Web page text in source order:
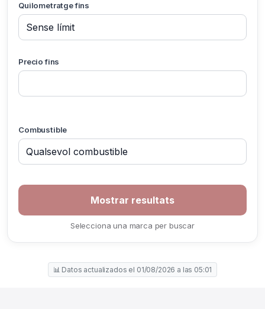
Quilometratge fins
Precio fins
Combustible
Selecciona una marca per buscar
📊 Datos actualizados el 01/08/2026 a las 05:01